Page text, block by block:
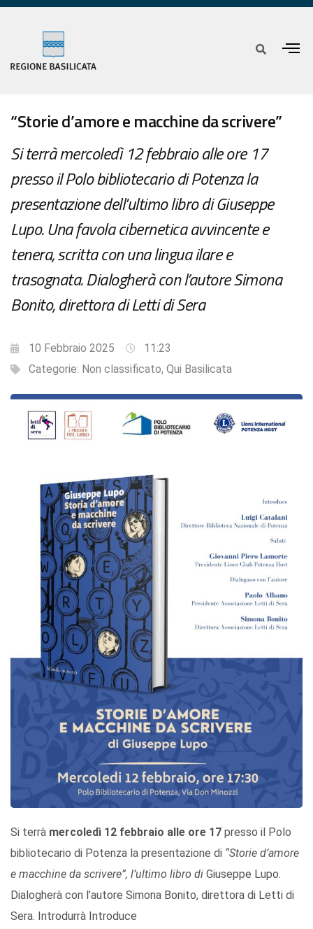
“Storie d’amore e macchine da scrivere”
Si terrà mercoledì 12 febbraio alle ore 17
presso il Polo bibliotecario di Potenza la
presentazione dell'ultimo libro di Giuseppe
Lupo. Una favola cibernetica avvincente e
tenera, scritta con una lingua ilare e
trasognata. Dialogherà con l’autore Simona
Bonito, direttora di Letti di Sera
10 Febbraio 2025
11:23
Categorie: Non classificato, Qui Basilicata
Si terrà mercoledì 12 febbraio alle ore 17 presso il Polo
bibliotecario di Potenza la presentazione di “Storie d’amore
e macchine da scrivere”, l’ultimo libro di Giuseppe Lupo.
Dialogherà con l’autore Simona Bonito, direttora di Letti di
Sera. Introdurrà Introduce